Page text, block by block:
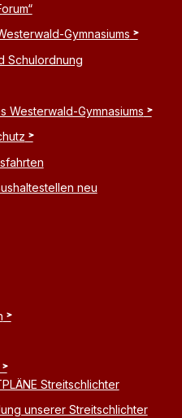
Gymnasiums
Schulordnung
Westerwald-Gymnasiums
neu
Streitschlichter
unserer Streitschlichter